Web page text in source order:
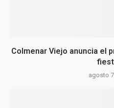
Colmenar Viejo anuncia el
agosto